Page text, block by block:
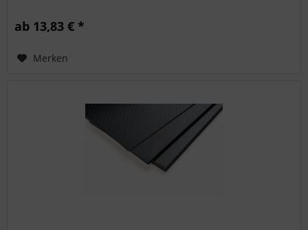
ab 13,83 € *
Merken